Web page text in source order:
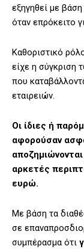
εξηγηθεί με
όταν επρόκειτο
Καθοριστικό
είχε η σύγκριση
που
εταιρειών.
Οι ίδιες ή
αφορούσαν
αρκετές
ευρώ.
Με βάση τα
σε
συμπέρασμα ότι